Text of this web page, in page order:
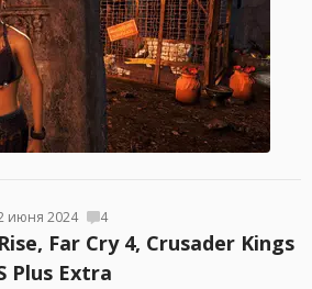
июня 2024 4
Far Cry 4, Crusader Kings
Plus Extra